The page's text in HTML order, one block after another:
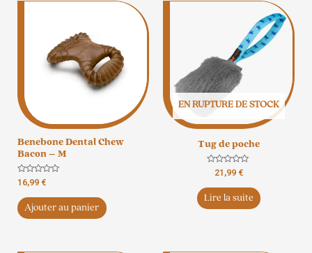
Benebone Dental Chew
Bacon – M
Note
0
sur
5
16,99 €
Ajouter au panier
EN RUPTURE DE STOCK
Tug de poche
Note
sur
5
21,99 €
Lire la suite